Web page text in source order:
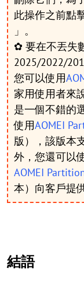
此操作之前點
」。
✿ 要在不丟失
2025/2022/
您可以使用
家用使用者來
是一個不錯的
使用AOMEI
版），該版本
外，您還可以
AOMEI
本）向客戶提
結語